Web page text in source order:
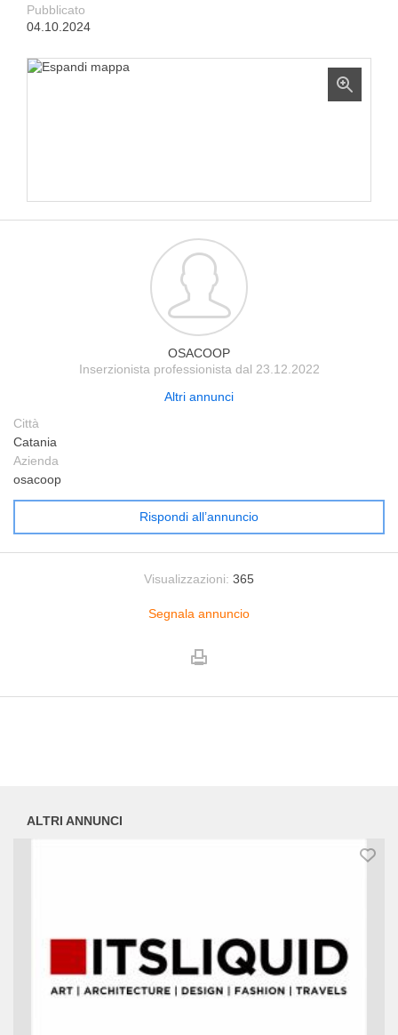
Pubblicato
04.10.2024
OSACOOP
Inserzionista professionista dal 23.12.2022
Altri annunci
Città
Catania
Azienda
osacoop
Rispondi all’annuncio
Visualizzazioni: 365
Segnala annuncio
ALTRI ANNUNCI